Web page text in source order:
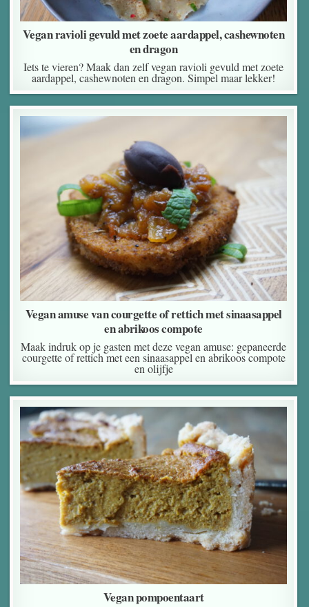
Vegan ravioli gevuld met zoete aardappel, cashewnoten
en dragon
Iets te vieren? Maak dan zelf vegan ravioli gevuld met zoete
aardappel, cashewnoten en dragon. Simpel maar lekker!
Vegan amuse van courgette of rettich met sinaasappel
en abrikoos compote
Maak indruk op je gasten met deze vegan amuse: gepaneerde
courgette of rettich met een sinaasappel en abrikoos compote
en olijfje
Vegan pompoentaart